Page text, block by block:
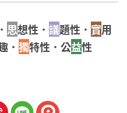
思想性． 議題性． 實用
． 獨特性．公益性